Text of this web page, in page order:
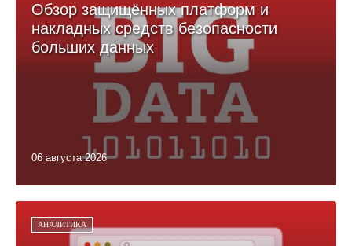
Обзор защищённых платформ и
накладных средств безопасности
больших данных
06 августа 2026
АНАЛИТИКА